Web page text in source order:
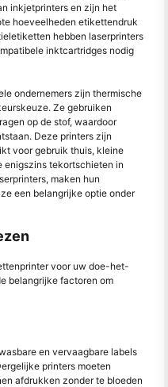
inkjetprinters en zijn het
hoeveelheden etikettendruk
hebben laserprinters
inktcartridges nodig
ondernemers zijn thermische
Ze gebruiken
op de stof, waardoor
Deze printers zijn
voor gebruik thuis, kleine
enigszins tekortschieten in
maken hun
een belangrijke optie onder
voor uw doe-het-
belangrijke factoren om
en vervaagbare labels
printers moeten
afdrukken zonder te bloeden